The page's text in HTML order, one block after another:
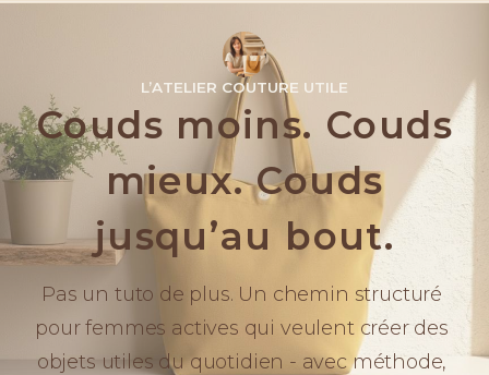
L’ATELIER COUTURE UTILE
Couds moins. Couds
mieux. Couds
jusqu’au bout.
Pas un tuto de plus. Un chemin structuré
pour femmes actives qui veulent créer des
objets utiles du quotidien - avec méthode,